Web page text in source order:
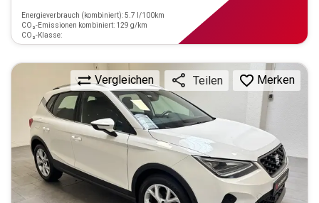
Energieverbrauch (kombiniert): 5.7 l/100km
CO₂-Emissionen kombiniert: 129 g/km
CO₂-Klasse:
Vergleichen Teilen Merken